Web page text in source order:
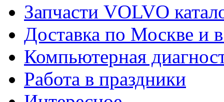
Запчасти VOLVO
Доставка по Москве и
Компьютерная
Работа в праздники